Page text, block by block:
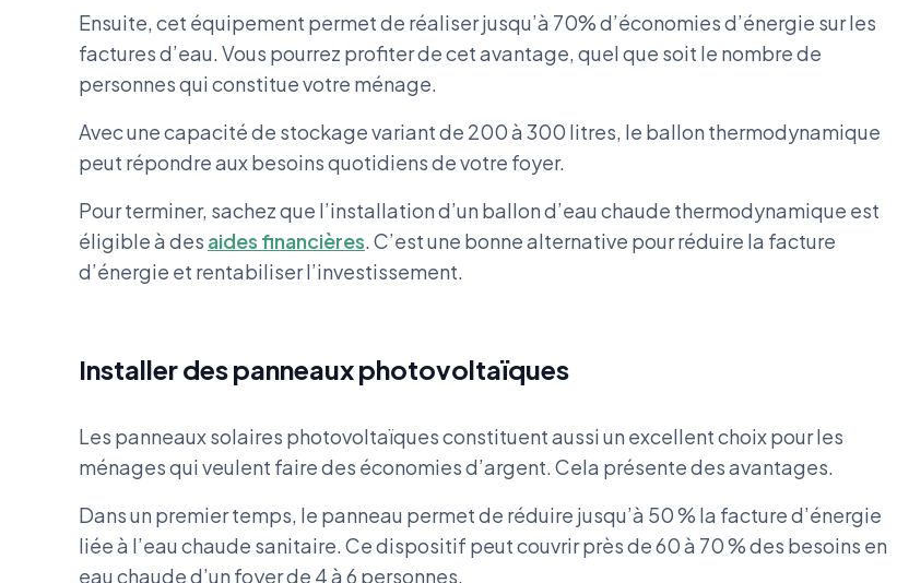
Ensuite, cet équipement permet de réaliser jusqu’à 70% d’économies d’énergie sur les
factures d’eau. Vous pourrez profiter de cet avantage, quel que soit le nombre de
personnes qui constitue votre ménage.
Avec une capacité de stockage variant de 200 à 300 litres, le ballon thermodynamique
peut répondre aux besoins quotidiens de votre foyer.
Pour terminer, sachez que l’installation d’un ballon d’eau chaude thermodynamique est
éligible à des aides financières. C’est une bonne alternative pour réduire la facture
d’énergie et rentabiliser l’investissement.
Installer des panneaux photovoltaïques
Les panneaux solaires photovoltaïques constituent aussi un excellent choix pour les
ménages qui veulent faire des économies d’argent. Cela présente des avantages.
Dans un premier temps, le panneau permet de réduire jusqu’à 50 % la facture d’énergie
liée à l’eau chaude sanitaire. Ce dispositif peut couvrir près de 60 à 70 % des besoins en
eau chaude d’un foyer de 4 à 6 personnes.